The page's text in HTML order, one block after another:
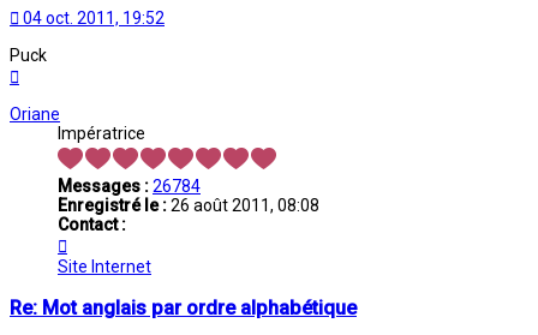
04 oct. 2011, 19:52
Puck
Oriane
Impératrice
Messages :26784
Enregistré le :26 août 2011, 08:08
Contact :
Oriane
Site Internet
Re: Mot anglais par ordre alphabétique